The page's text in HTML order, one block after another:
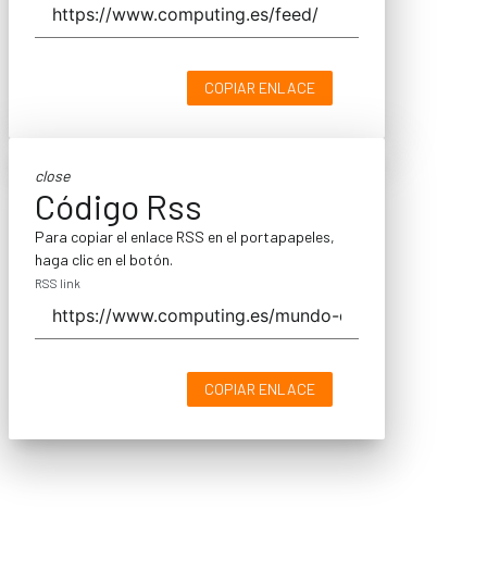
COPIAR ENLACE
close
Código Rss
Para copiar el enlace RSS en el portapapeles,
haga clic en el botón.
RSS link
COPIAR ENLACE